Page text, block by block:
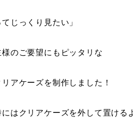
てじっくり見たい」
のご要望にもピッタリな
アケーズを制作しました！
にはクリアケーズを外して置ける